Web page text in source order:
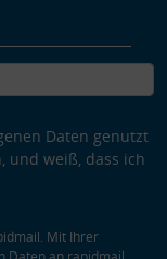
Daten genutzt
und weiß, dass ich
Mit Ihrer